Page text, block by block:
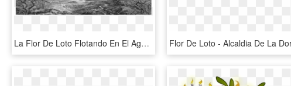
La Flor De Loto Flotando En El Agua - Josephine Wall, HD Png Download